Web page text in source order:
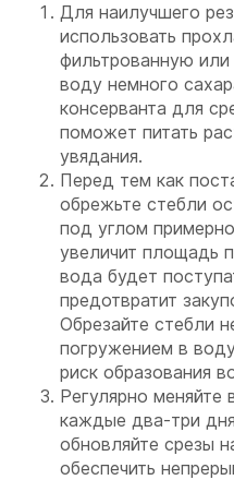
Для наилучшего
использовать
фильтрованную
воду немного
консерванта для
поможет питать
увядания.
Перед тем как
обрежьте стебли
под углом
увеличит площадь
вода будет
предотвратит
Обрезайте стебли
погружением в
риск образования
Регулярно меняйте
каждые два-три
обновляйте срезы
обеспечить